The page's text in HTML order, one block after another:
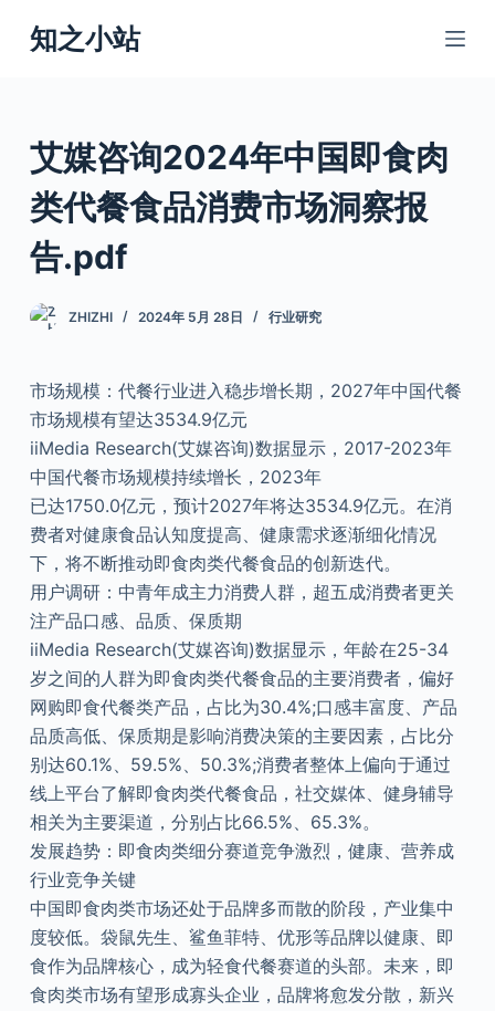
跳
过
知之小站
艾媒咨询2024年中国即食肉
类代餐食品消费市场洞察报
告.pdf
ZHIZHI 2024年 5月 28日 行业研究
市场规模：代餐行业进入稳步增长期，2027年中国代餐
市场规模有望达3534.9亿元
iiMedia Research(艾媒咨询)数据显示，2017-2023年
中国代餐市场规模持续增长，2023年
已达1750.0亿元，预计2027年将达3534.9亿元。在消
费者对健康食品认知度提高、健康需求逐渐细化情况
下，将不断推动即食肉类代餐食品的创新迭代。
用户调研：中青年成主力消费人群，超五成消费者更关
注产品口感、品质、保质期
iiMedia Research(艾媒咨询)数据显示，年龄在25-34
岁之间的人群为即食肉类代餐食品的主要消费者，偏好
网购即食代餐类产品，占比为30.4%;口感丰富度、产品
品质高低、保质期是影响消费决策的主要因素，占比分
别达60.1%、59.5%、50.3%;消费者整体上偏向于通过
线上平台了解即食肉类代餐食品，社交媒体、健身辅导
相关为主要渠道，分别占比66.5%、65.3%。
发展趋势：即食肉类细分赛道竞争激烈，健康、营养成
行业竞争关键
中国即食肉类市场还处于品牌多而散的阶段，产业集中
度较低。袋鼠先生、鲨鱼菲特、优形等品牌以健康、即
食作为品牌核心，成为轻食代餐赛道的头部。未来，即
食肉类市场有望形成寡头企业，品牌将愈发分散，新兴